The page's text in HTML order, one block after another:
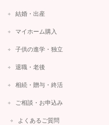
結婚・出産
マイホーム購入
子供の進学・独立
退職・老後
相続・贈与・終活
ご相談・お申込み
よくあるご質問